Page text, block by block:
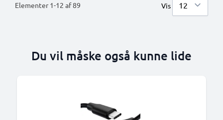
Elementer1-12 af89 Vis
Du vil måske også kunne lide